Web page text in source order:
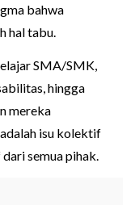
bahwa
hal tabu.
SMA/SMK,
hingga
mereka
isu kolektif
semua pihak.